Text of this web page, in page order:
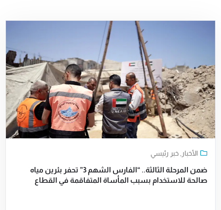
الأخبار ,خبر رئيسي
ضمن المرحلة الثالثة.. “الفارس الشهم 3” تحفر بئرين مياه
صالحة للاستخدام بسبب المأساة المتفاقمة في القطاع